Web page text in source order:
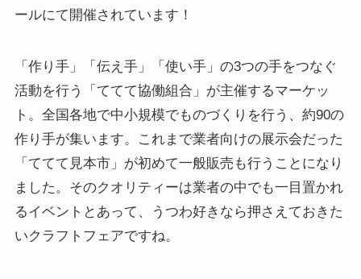
ールにて開催されています！
「作り手」「伝え手」「使い手」の3つの手をつなぐ
活動を行う「ててて協働組合」が主催するマーケッ
ト。全国各地で中小規模でものづくりを行う、約90の
作り手が集います。これまで業者向けの展示会だった
「ててて見本市」が初めて一般販売も行うことになり
ました。そのクオリティーは業者の中でも一目置かれ
るイベントとあって、うつわ好きなら押さえておきた
いクラフトフェアですね。